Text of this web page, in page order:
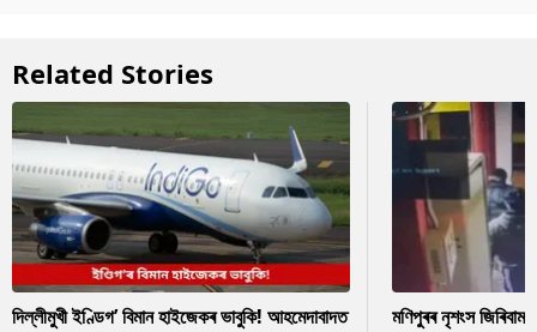
Related Stories
দিল্লীমুখী ইণ্ডিগ’ বিমান হাইজেকৰ ভাবুকি! আহমেদাবাদত
মণিপুৰৰ নৃশংস জিৰিবাম